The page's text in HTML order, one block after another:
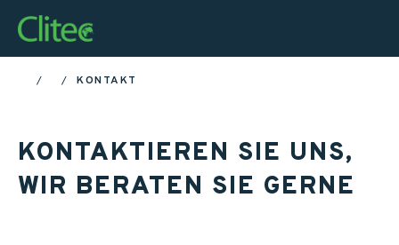
Startseite
HOME KONTAKT
KONTAKTIEREN SIE UNS,
WIR BERATEN SIE GERNE